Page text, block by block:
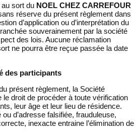
sort du NOEL CHEZ CARREFOUR
réserve du présent règlement dans
d’application ou d’interprétation du
souverainement par la société
des lois. Aucune réclamation
ne pourra être reçue passée la date
des participants
présent règlement, la Société
droit de procéder à toute vérification
leur âge et leur lieu de résidence.
ou d’adresse falsifiée, frauduleuse,
inexacte entraine l’élimination de